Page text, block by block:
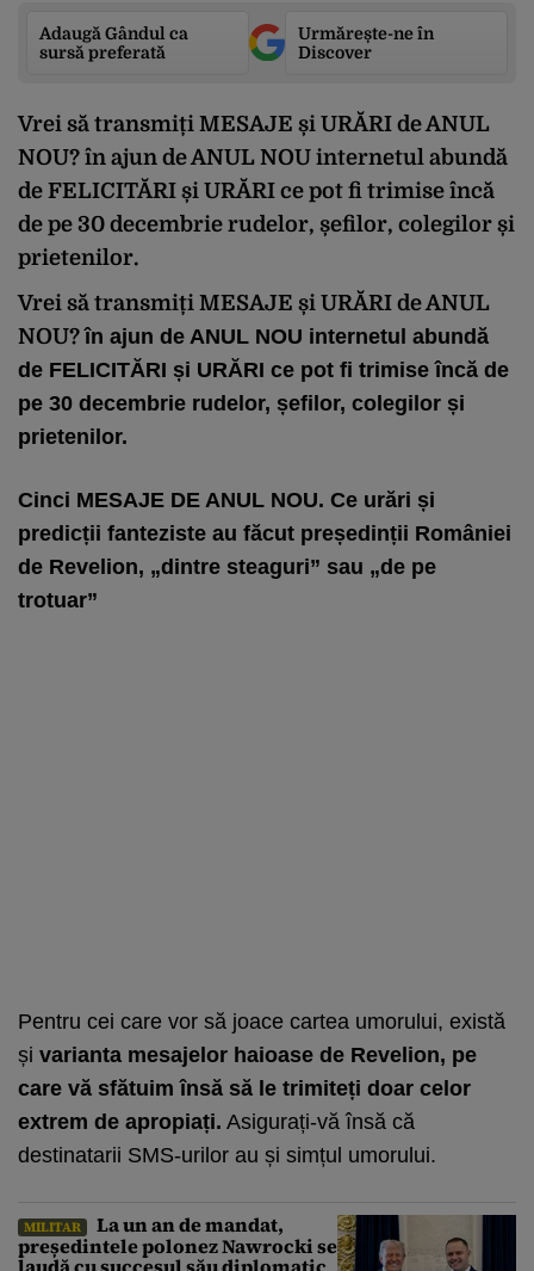
Adaugă Gândul ca
sursă preferată
Urmărește-ne în
Discover
Vrei să transmiți MESAJE și URĂRI de ANUL
NOU? în ajun de ANUL NOU internetul abundă
de FELICITĂRI și URĂRI ce pot fi trimise încă
de pe 30 decembrie rudelor, șefilor, colegilor și
prietenilor.
Vrei să transmiți MESAJE și URĂRI deANUL
NOU?în ajun de ANUL NOU internetul abundă
de FELICITĂRI și URĂRI ce pot fi trimise încă de
pe 30 decembrie rudelor, șefilor, colegilor și
prietenilor.
Cinci MESAJE DE ANUL NOU. Ce urări și
predicții fanteziste au făcut președinții României
de Revelion, „dintre steaguri” sau „de pe
trotuar”
Pentru cei care vor să joace cartea umorului, există
și varianta mesajelor haioase de Revelion, pe
care vă sfătuim însă să le trimiteți doar celor
extrem de apropiați. Asigurați-vă însă că
destinatarii SMS-urilor au și simțul umorului.
MILITAR
La un an de mandat,
președintele polonez Nawrocki se